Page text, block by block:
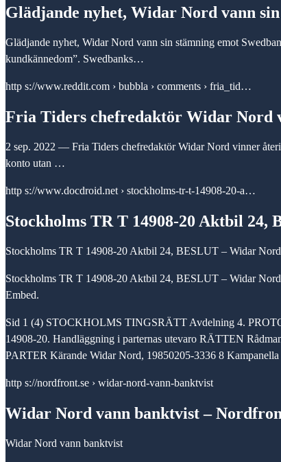
Glädjande nyhet, Widar Nord vann
Glädjande nyhet, Widar Nord vann sin stämning emot
kundkännedom”. Swedbanks…
http s://www.reddit.com › bubbla › comments › fria_tid…
Fria Tiders chefredaktör Widar Nord
2 sep. 2022 — Fria Tiders chefredaktör Widar Nord vinner
konto utan …
http s://www.docdroid.net › stockholms-tr-t-14908-20-a…
Stockholms TR T 14908-20 Aktbil 24,
Stockholms TR T 14908-20 Aktbil 24, BESLUT – Widar
Stockholms TR T 14908-20 Aktbil 24, BESLUT – Widar
Embed.
Sid 1 (4) STOCKHOLMS TINGSRÄTT Avdelning 4.
14908-20. Handläggning i parternas utevaro RÄTTEN
PARTER Kärande Widar Nord, 19850205-3336 8
http s://nordfront.se › widar-nord-vann-banktvist
Widar Nord vann banktvist –
Widar Nord vann banktvist